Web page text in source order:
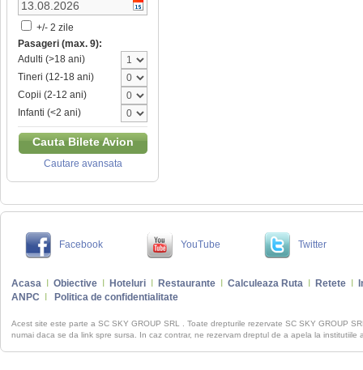
+/- 2 zile
Pasageri (max. 9):
Adulti (>18 ani)
Tineri (12-18 ani)
Copii (2-12 ani)
Infanti (<2 ani)
Cauta Bilete Avion
Cautare avansata
Facebook YouTube Twitter
Acasa Obiective Hoteluri Restaurante Calculeaza Ruta Retete
ANPC
Politica de confidentialitate
Acest site este parte a SC SKY GROUP SRL . Toate drepturile rezervate SC SKY GROUP
numai daca se da link spre sursa. In caz contrar, ne rezervam dreptul de a apela la institutiile